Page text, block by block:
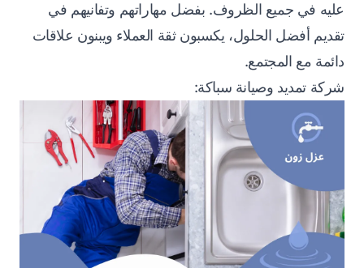
عليه في جميع الظروف. بفضل مهاراتهم وتفانيهم في
تقديم أفضل الحلول، يكسبون ثقة العملاء ويبنون علاقات
دائمة مع المجتمع.
شركة تمديد وصيانة سباكة: